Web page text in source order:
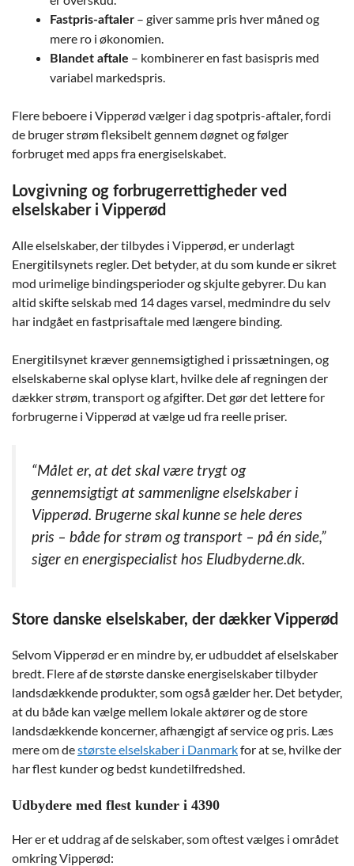
Fastpris-aftaler – giver samme pris hver måned og
mere ro i økonomien.
Blandet aftale – kombinerer en fast basispris med
variabel markedspris.
Flere beboere i Vipperød vælger i dag spotpris-aftaler, fordi
de bruger strøm fleksibelt gennem døgnet og følger
forbruget med apps fra energiselskabet.
Lovgivning og forbrugerrettigheder ved
elselskaber i Vipperød
Alle elselskaber, der tilbydes i Vipperød, er underlagt
Energitilsynets regler. Det betyder, at du som kunde er sikret
mod urimelige bindingsperioder og skjulte gebyrer. Du kan
altid skifte selskab med 14 dages varsel, medmindre du selv
har indgået en fastprisaftale med længere binding.
Energitilsynet kræver gennemsigtighed i prissætningen, og
elselskaberne skal oplyse klart, hvilke dele af regningen der
dækker strøm, transport og afgifter. Det gør det lettere for
forbrugerne i Vipperød at vælge ud fra reelle priser.
“Målet er, at det skal være trygt og
gennemsigtigt at sammenligne elselskaber i
Vipperød. Brugerne skal kunne se hele deres
pris – både for strøm og transport – på én side,”
siger en energispecialist hos Eludbyderne.dk.
Store danske elselskaber, der dækker Vipperød
Selvom Vipperød er en mindre by, er udbuddet af elselskaber
bredt. Flere af de største danske energiselskaber tilbyder
landsdækkende produkter, som også gælder her. Det betyder,
at du både kan vælge mellem lokale aktører og de store
landsdækkende koncerner, afhængigt af service og pris. Læs
mere om destørste elselskaber i Danmarkfor at se, hvilke der
har flest kunder og bedst kundetilfredshed.
Udbydere med flest kunder i 4390
Her er et uddrag af de selskaber, som oftest vælges i området
omkring Vipperød: